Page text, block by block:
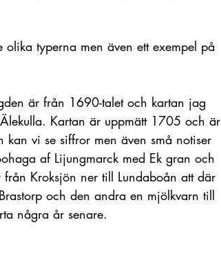
typerna men även ett exempel på
är från 1690-talet och kartan jag
Kartan är uppmätt 1705 och är
kan vi se siffror men även små notiser
af Lijungmarck med Ek gran och
Kroksjön ner till Lundaboån att där
och den andra en mjölkvarn till
några år senare.